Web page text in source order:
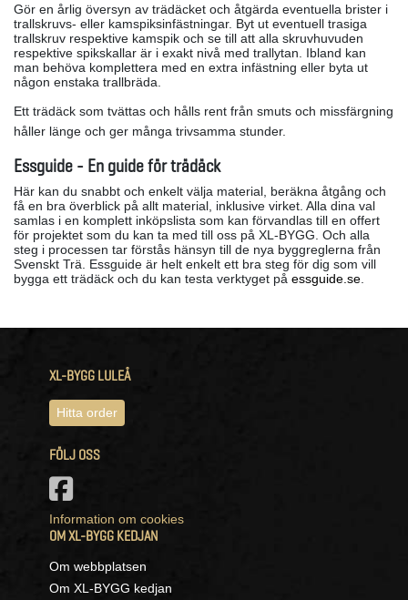
Gör en årlig översyn av trädäcket och åtgärda eventuella brister i
trallskruvs- eller kamspiksinfästningar. Byt ut eventuell trasiga
trallskruv respektive kamspik och se till att alla skruvhuvuden
respektive spikskallar är i exakt nivå med trallytan. Ibland kan
man behöva komplettera med en extra infästning eller byta ut
någon enstaka trallbräda.
Ett trädäck som tvättas och hålls rent från smuts och missfärgning
håller länge och ger många trivsamma stunder.
Essguide - En guide för trädäck
Här kan du snabbt och enkelt välja material, beräkna åtgång och
få en bra överblick på allt material, inklusive virket. Alla dina val
samlas i en komplett inköpslista som kan förvandlas till en offert
för projektet som du kan ta med till oss på XL-BYGG. Och alla
steg i processen tar förstås hänsyn till de nya byggreglerna från
Svenskt Trä. Essguide är helt enkelt ett bra steg för dig som vill
bygga ett trädäck och du kan testa verktyget på essguide.se
XL-BYGG LULEÅ
Hitta order
FÖLJ OSS
Information om cookies
OM XL-BYGG KEDJAN
Om webbplatsen
Om XL-BYGG kedjan